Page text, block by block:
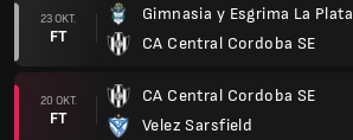
23 OKT.
FT
Gimnasia y Esgrima La Plata
CA Central Cordoba SE
20 OKT.
FT
CA Central Cordoba SE
Velez Sarsfield